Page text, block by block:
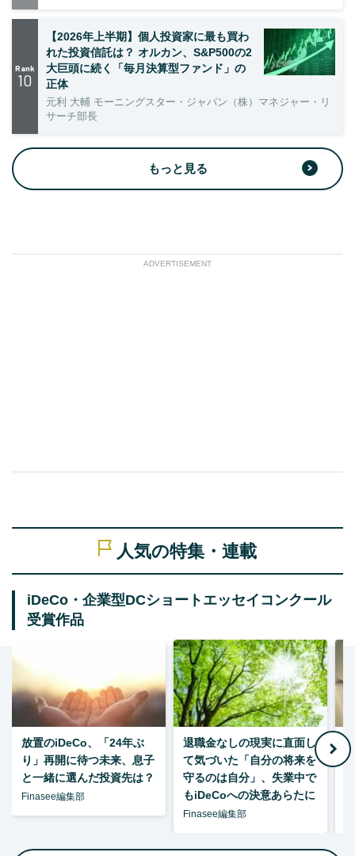
Rank
10
【2026年上半期】個人投資家に最も買わ
れた投資信託は？ オルカン、S&P500の2
大巨頭に続く「毎月決算型ファンド」の
正体
元利 大輔 モーニングスター・ジャパン（株）マネジャー・リ
サーチ部長
もっと見る
ADVERTISEMENT
人気の特集・連載
iDeCo・企業型DCショートエッセイコンクール
受賞作品
放置のiDeCo、「24年ぶ
り」再開に待つ未来、息子
と一緒に選んだ投資先は？
Finasee編集部
退職金なしの現実に直面し
て気づいた「自分の将来を
守るのは自分」、失業中で
もiDeCoへの決意あらたに
Finasee編集部